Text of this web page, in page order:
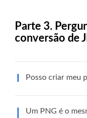
Parte 3.
conversão de
Posso criar meu
Um PNG é o